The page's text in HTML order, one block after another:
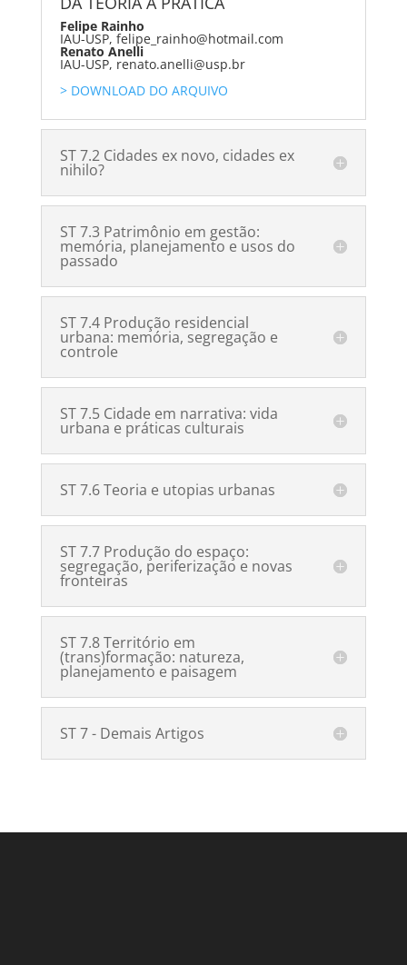
Felipe Rainho
IAU-USP, felipe_rainho@hotmail.com
Renato Anelli
IAU-USP, renato.anelli@usp.br
> DOWNLOAD DO ARQUIVO
ST 7.2 Cidades ex novo, cidades ex
nihilo?
ST 7.3 Patrimônio em gestão:
memória, planejamento e usos do
passado
ST 7.4 Produção residencial
urbana: memória, segregação e
controle
ST 7.5 Cidade em narrativa: vida
urbana e práticas culturais
ST 7.6 Teoria e utopias urbanas
ST 7.7 Produção do espaço:
segregação, periferização e novas
fronteiras
ST 7.8 Território em
(trans)formação: natureza,
planejamento e paisagem
ST 7 - Demais Artigos